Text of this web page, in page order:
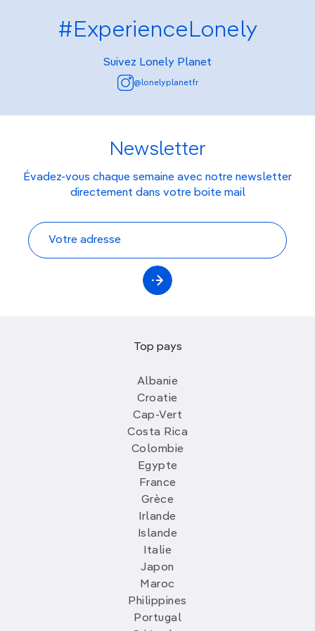
#ExperienceLonely
Suivez Lonely Planet
@lonelyplanetfr
Newsletter
Évadez-vous chaque semaine avec notre newsletter
directement dans votre boite mail
Top pays
Albanie
Croatie
Cap-Vert
Costa Rica
Colombie
Egypte
France
Grèce
Irlande
Islande
Italie
Japon
Maroc
Philippines
Portugal